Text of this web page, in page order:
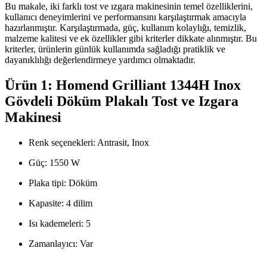
Bu makale, iki farklı tost ve ızgara makinesinin temel özelliklerini,
kullanıcı deneyimlerini ve performansını karşılaştırmak amacıyla
hazırlanmıştır. Karşılaştırmada, güç, kullanım kolaylığı, temizlik,
malzeme kalitesi ve ek özellikler gibi kriterler dikkate alınmıştır. Bu
kriterler, ürünlerin günlük kullanımda sağladığı pratiklik ve
dayanıklılığı değerlendirmeye yardımcı olmaktadır.
Ürün 1: Homend Grilliant 1344H Inox
Gövdeli Döküm Plakalı Tost ve Izgara
Makinesi
Renk seçenekleri: Antrasit, Inox
Güç: 1550 W
Plaka tipi: Döküm
Kapasite: 4 dilim
Isı kademeleri: 5
Zamanlayıcı: Var